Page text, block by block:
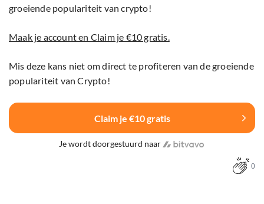
groeiende populariteit van crypto!
Maak je account en Claim je €10 gratis.
Mis deze kans niet om direct te profiteren van de groeiende
populariteit van Crypto!
Claim je €10 gratis
Je wordt doorgestuurd naar
0